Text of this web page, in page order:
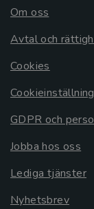
Om oss
Avtal och
Cookies
GDPR och
Jobba hos oss
Lediga tjänster
Nyhetsbrev